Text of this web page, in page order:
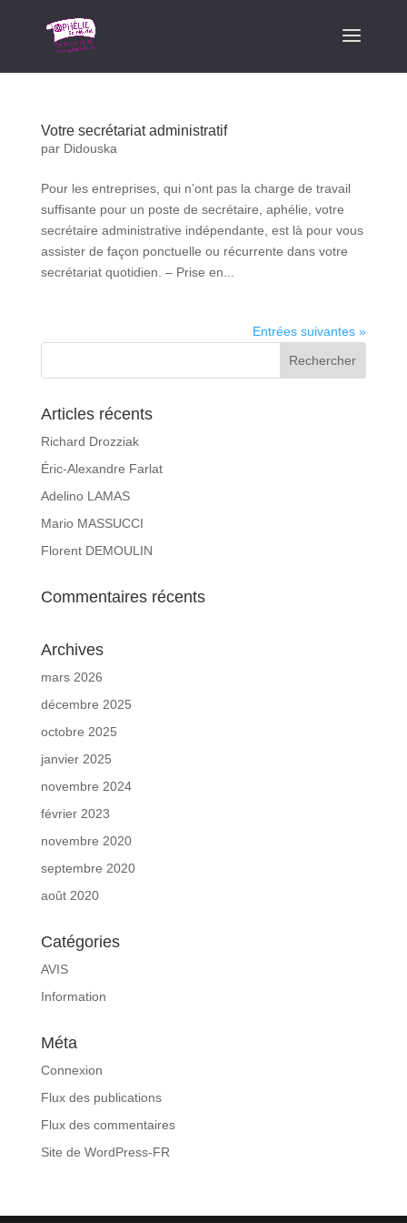
Votre secrétariat administratif
par Didouska
Pour les entreprises, qui n’ont pas la charge de travail
suffisante pour un poste de secrétaire, aphélie, votre
secrétaire administrative indépendante, est là pour vous
assister de façon ponctuelle ou récurrente dans votre
secrétariat quotidien. – Prise en...
Entrées suivantes »
Articles récents
Richard Drozziak
Éric-Alexandre Farlat
Adelino LAMAS
Mario MASSUCCI
Florent DEMOULIN
Commentaires récents
Archives
mars 2026
décembre 2025
octobre 2025
janvier 2025
novembre 2024
février 2023
novembre 2020
septembre 2020
août 2020
Catégories
AVIS
Information
Méta
Connexion
Flux des publications
Flux des commentaires
Site de WordPress-FR